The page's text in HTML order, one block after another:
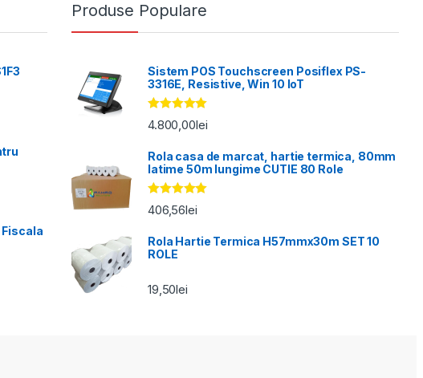
Produse Populare
Sistem POS Touchscreen Posiflex PS-
3316E, Resistive, Win 10 IoT
Evaluat la
5.00din 5
4.800,00lei
Rola casa de marcat, hartie termica, 80mm
latime 50m lungime CUTIE 80 Role
Evaluat la
5.00din 5
406,56lei
Rola Hartie Termica H57mmx30m SET 10
ROLE
19,50lei